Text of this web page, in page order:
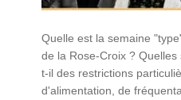
Quelle est la semaine
de la Rose-Croix ?
t-il des restrictions
d'alimentation, de